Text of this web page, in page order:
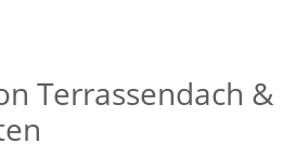
Terrassendach &